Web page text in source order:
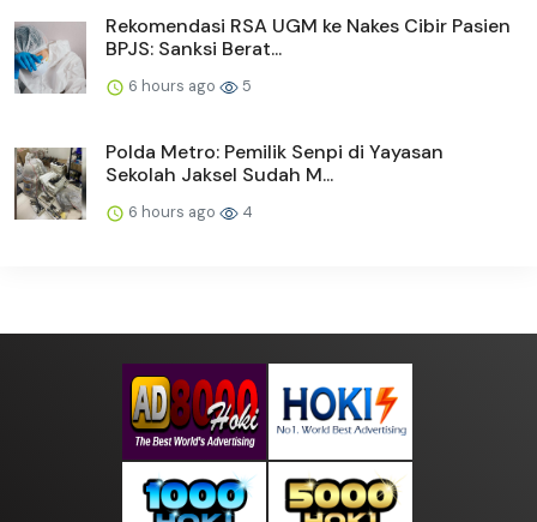
Rekomendasi RSA UGM ke Nakes Cibir Pasien
BPJS: Sanksi Berat...
6 hours ago 5
Polda Metro: Pemilik Senpi di Yayasan
Sekolah Jaksel Sudah M...
6 hours ago 4